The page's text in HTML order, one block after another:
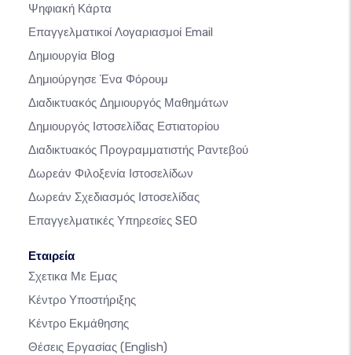
Ψηφιακή Κάρτα
Επαγγελματικοί Λογαριασμοί Email
Δημιουργία Blog
Δημιούργησε Ένα Φόρουμ
Διαδικτυακός Δημιουργός Μαθημάτων
Δημιουργός Ιστοσελίδας Εστιατορίου
Διαδικτυακός Προγραμματιστής Ραντεβού
Δωρεάν Φιλοξενία Ιστοσελίδων
Δωρεάν Σχεδιασμός Ιστοσελίδας
Επαγγελματικές Υπηρεσίες SEO
Εταιρεία
Σχετικα Με Εμας
Κέντρο Υποστήριξης
Κέντρο Εκμάθησης
Θέσεις Εργασίας (English)